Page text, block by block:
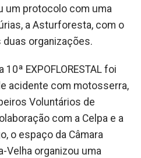
um protocolo com uma
a Asturforesta, com o
organizações.
EXPOFLORESTAL foi
acidente com motosserra,
Voluntários de
com a Celpa e a
o espaço da Câmara
Velha organizou uma